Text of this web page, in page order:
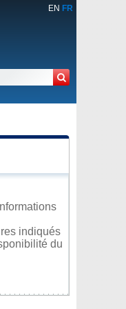
EN FR
indiqués
du